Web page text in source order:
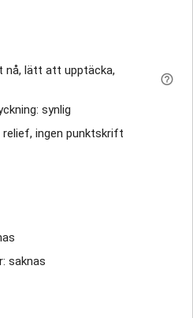
nå, lätt att upptäcka,
synlig
relief, ingen punktskrift
saknas